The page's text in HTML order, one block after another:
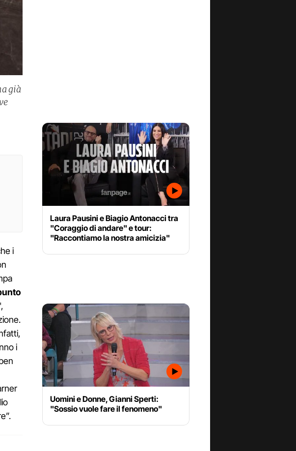
già
i
i
Laura Pausini e Biagio Antonacci tra
"Coraggio di andare" e tour:
"Raccontiamo la nostra amicizia"
Uomini e Donne, Gianni Sperti:
"Sossio vuole fare il fenomeno"